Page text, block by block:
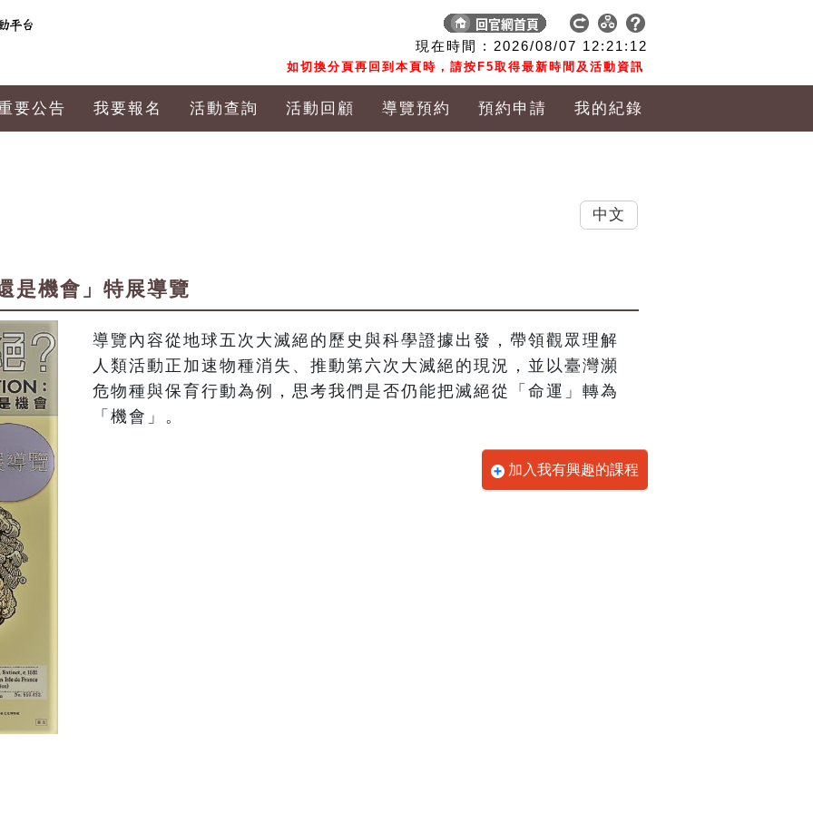
現在時間 : 2026/08/07 12:21:13
如切換分頁再回到本頁時，請按F5取得最新時間及活動資訊
要公告 我要報名 活動查詢 活動回顧 導覽預約 預約申請 我的紀錄
是機會」特展導覽
導覽內容從地球五次大滅絕的歷史與科學證據出發，帶領觀眾理解
人類活動正加速物種消失、推動第六次大滅絕的現況，並以臺灣瀕
危物種與保育行動為例，思考我們是否仍能把滅絕從「命運」轉為
「機會」。
加入我有興趣的課程